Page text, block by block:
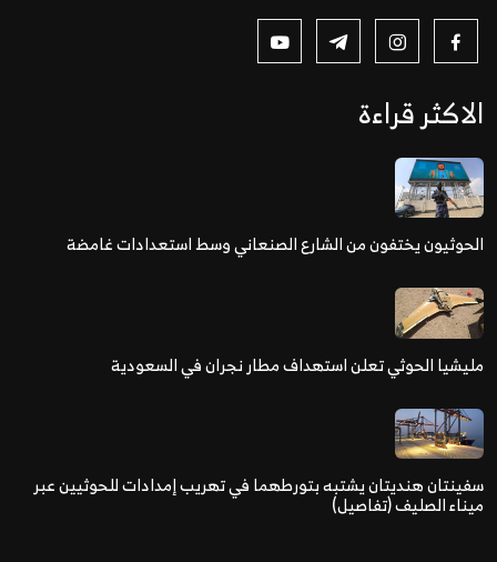
الاكثر قراءة
الحوثيون يختفون من الشارع الصنعاني وسط استعدادات غامضة
مليشيا الحوثي تعلن استهداف مطار نجران في السعودية
سفينتان هنديتان يشتبه بتورطهما في تهريب إمدادات للحوثيين عبر
ميناء الصليف (تفاصيل)